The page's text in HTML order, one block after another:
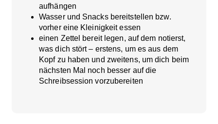
aufhängen
Wasser und Snacks bereitstellen bzw.
vorher eine Kleinigkeit essen
einen Zettel bereit legen, auf dem notierst,
was dich stört – erstens, um es aus dem
Kopf zu haben und zweitens, um dich beim
nächsten Mal noch besser auf die
Schreibsession vorzubereiten